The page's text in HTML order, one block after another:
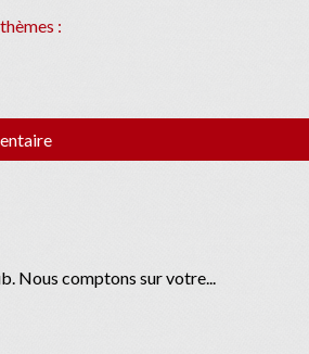
:
Nous comptons sur votre...